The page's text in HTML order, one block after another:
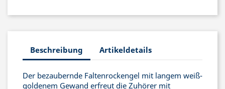
Beschreibung Artikeldetails
Der bezaubernde Faltenrockengel mit langem weiß-
goldenem Gewand erfreut die Zuhörer mit